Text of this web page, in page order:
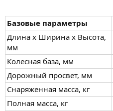
Базовые параметры
Длина х Ширина х Высота,
мм
Колесная база, мм
Дорожный просвет, мм
Снаряженная масса, кг
Полная масса, кг